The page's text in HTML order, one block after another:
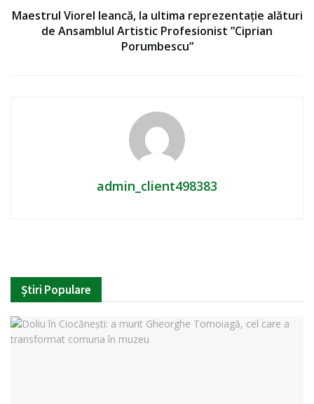
Maestrul Viorel leancă, la ultima reprezentație alături
de Ansamblul Artistic Profesionist ”Ciprian
Porumbescu”
admin_client498383
Știri Populare